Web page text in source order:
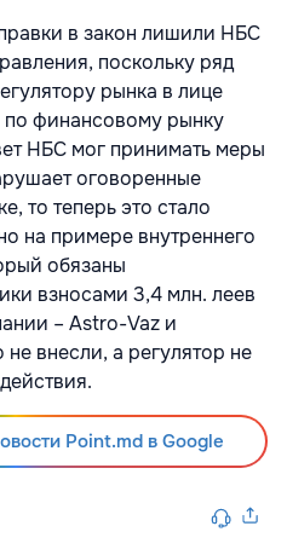
в закон лишили НБС
поскольку ряд
рынка в лице
финансовому рынку
НБС мог принимать меры
оговоренные
то теперь это стало
на примере внутреннего
обязаны
взносами 3,4 млн. леев
– Astro-Vaz и
внесли, а регулятор не
Point.md в Google